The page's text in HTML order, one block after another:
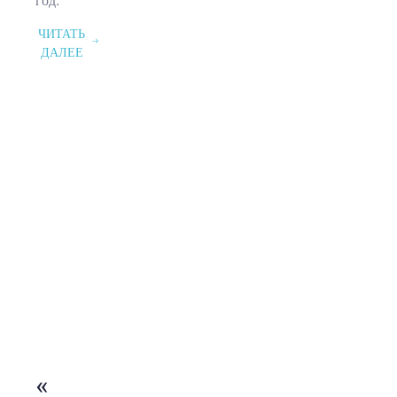
ЧИТАТЬ
ДАЛЕЕ
«